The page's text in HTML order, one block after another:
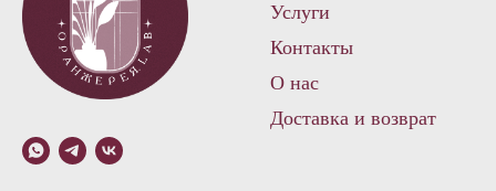
Услуги
Контакты
О нас
Доставка и возврат